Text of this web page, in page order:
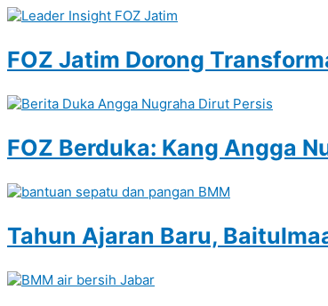
FOZ Jatim Dorong
FOZ Berduka: Kang Angga
Tahun Ajaran Baru,